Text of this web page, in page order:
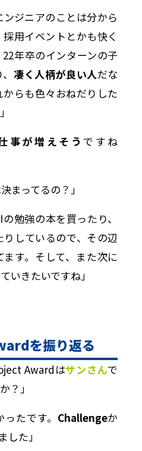
ンジニアのことは分から
用イベントとかも快く
年卒のインターンの子
、凄く人柄が良い人だな
らも色々おねだりした
事が増えそう ですね
まってるの？」
の勉強の本を買ったり、
しているので、その辺
す。そして、また次に
いきたいですね」
を振り返る
Awardはサンさんで
？」
たです。 Challengeか
した」